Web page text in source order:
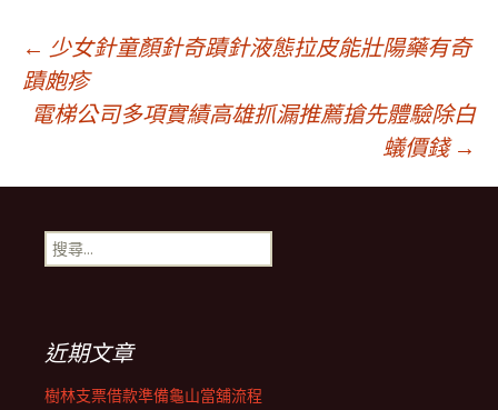
文
章
導
覽
← 少女針童顏針奇蹟針液態拉皮能壯陽藥有奇
蹟皰疹
電梯公司多項實績高雄抓漏推薦搶先體驗除白
蟻價錢 →
搜
尋
近期文章
樹林支票借款準備龜山當舖流程